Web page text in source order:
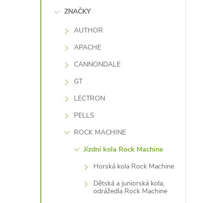
ZNAČKY
AUTHOR
APACHE
CANNONDALE
GT
LECTRON
PELLS
ROCK MACHINE
Jízdní kola Rock Machine
Horská kola Rock Machine
Dětská a juniorská kola,
odrážedla Rock Machine